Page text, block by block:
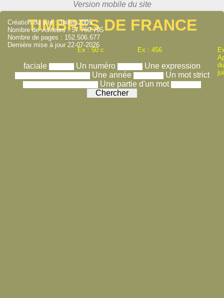
TIMBRES DE FRANCE
Ex : 50 c Ex : 456
faciale Un numéro
Une expression
Une année
Un mot strict
Une partie d'un mot
Création du site : Juillet 2005
Nombre de visiteurs : 57.769.795
Nombre de pages : 152.506.677
Dernière mise à jour 22-07-2026